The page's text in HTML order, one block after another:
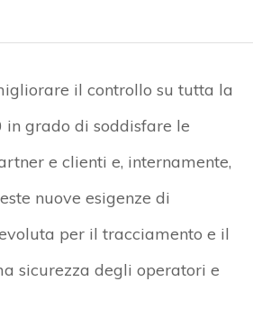
il controllo su tutta la
grado di soddisfare le
e clienti e, internamente,
nuove esigenze di
per il tracciamento e il
sicurezza degli operatori e